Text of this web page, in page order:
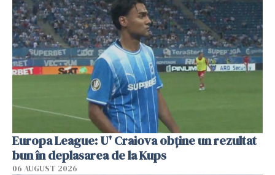
Europa League: U' Craiova obține un rezultat
bun în deplasarea de la Kups
06 AUGUST 2026